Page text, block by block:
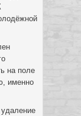
на поле
именно